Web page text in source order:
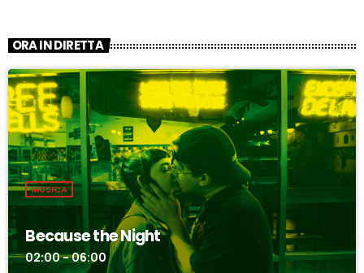
ORA IN DIRETTA
MUSICA
Because the Night
02:00 - 06:00